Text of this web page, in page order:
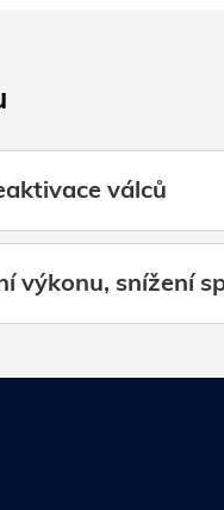
válců
výkonu, snížení